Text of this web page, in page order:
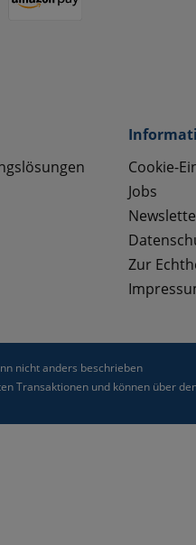
Cookie-
Jobs
Zur
nicht anders beschrieben
Transaktionen und können über